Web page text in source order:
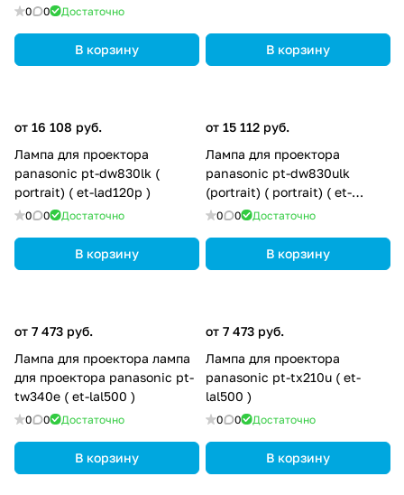
0 0 Достаточно
В корзину В корзину
от 16 108 руб.
Лампа для проектора
panasonic pt-dw830lk (
portrait) ( et-lad120p )
0 0 Достаточно
В корзину
от 15 112 руб.
Лампа для проектора
panasonic pt-dw830ulk
(portrait) ( portrait) ( et-
lad120p )
0 0 Достаточно
В корзину
от 7 473 руб.
Лампа для проектора лампа
для проектора panasonic pt-
tw340e ( et-lal500 )
0 0 Достаточно
В корзину
от 7 473 руб.
Лампа для проектора
panasonic pt-tx210u ( et-
lal500 )
0 0 Достаточно
В корзину